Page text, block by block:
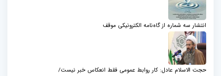
انتشار سه شماره از گاه‌نامه الکترونیکی موقف
حجت الاسلام عادل: کار روابط عمومی فقط انعکاس خبر نیست/